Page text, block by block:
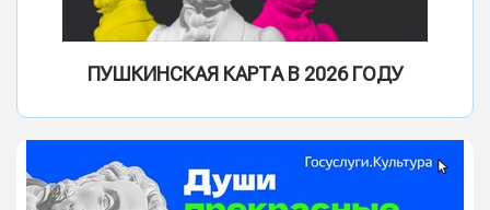
ПУШКИНСКАЯ КАРТА В 2026 ГОДУ